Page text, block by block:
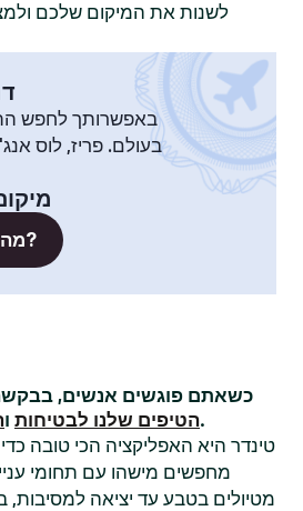
לשנות את המיקום שלכם
באפשרותך לחפש
בעולם. פריז, לוס
מה זה מצב דרכון?
כשאתם פוגשים אנשים,
הטיפים שלנו לבטיחות ו
שלנו.
טינדר היא האפליקציה הכי טובה
מחפשים מישהו עם תחומי
מטיולים בטבע עד יציאה למסיבות,